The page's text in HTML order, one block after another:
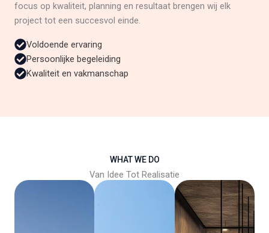
focus op kwaliteit, planning en resultaat brengen wij elk
project tot een succesvol einde.
Voldoende ervaring
Persoonlijke begeleiding
Kwaliteit en vakmanschap
WHAT WE DO
Van Idee Tot Realisatie